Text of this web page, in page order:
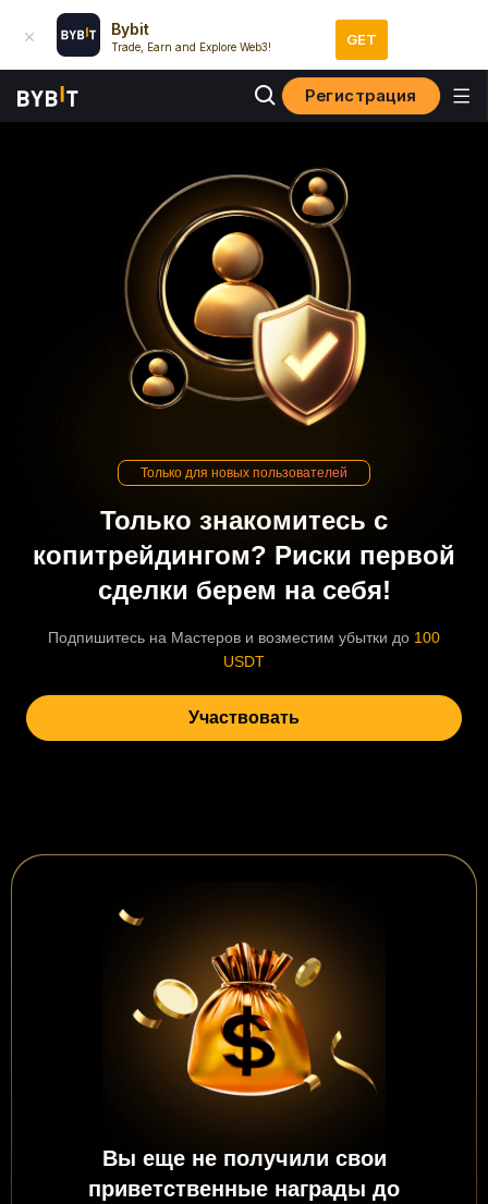
Bybit
Trade, Earn and Explore Web3! GET
Регистрация
Только для новых пользователей
Только знакомитесь с
копитрейдингом? Риски первой
сделки берем на себя!
Подпишитесь на Мастеров и возместим убытки до 100
USDT
Участвовать
Вы еще не получили свои
приветственные награды до